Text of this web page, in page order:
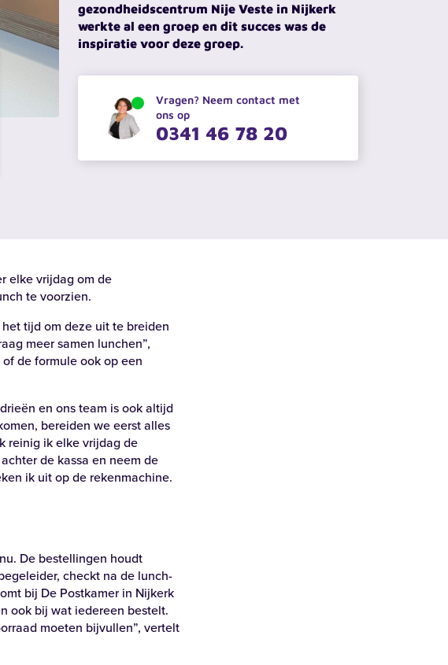
gezondheidscentrum Nije Veste in Nijkerk
werkte al een groep en dit succes was de
inspiratie voor deze groep.
Vragen? Neem contact met
ons op
0341 46 78 20
elke vrijdag om de
te voorzien.
tijd om deze uit te breiden
meer samen lunchen”,
de formule ook op een
en ons team is ook altijd
bereiden we eerst alles
reinig ik elke vrijdag de
de kassa en neem de
ik uit op de rekenmachine.
De bestellingen houdt
checkt na de lunch-
bij De Postkamer in Nijkerk
ook bij wat iedereen bestelt.
moeten bijvullen”, vertelt